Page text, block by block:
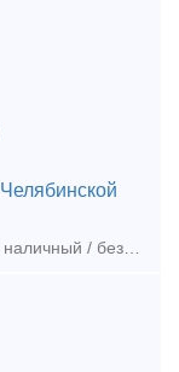
Челябинской
продам: Вкладыш МОП 8ТХ.263.178/179 наличный / безналичный расчет, отгрузка в день оплаты , доставка любой транспортной по РФ и КЗ, а так же другеи запчасти в наличии и под заказ Наши контакты: